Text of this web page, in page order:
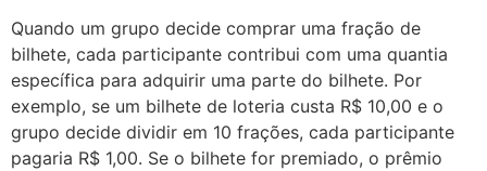
Quando um grupo decide comprar uma fração de
bilhete, cada participante contribui com uma quantia
específica para adquirir uma parte do bilhete. Por
exemplo, se um bilhete de loteria custa R$ 10,00 e o
grupo decide dividir em 10 frações, cada participante
pagaria R$ 1,00. Se o bilhete for premiado, o prêmio